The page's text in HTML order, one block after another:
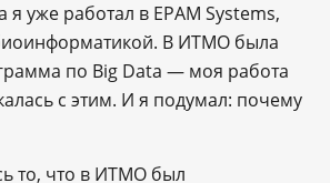
я уже работал в EPAM Systems,
В ИТМО была
по Big Data — моя работа
с этим. И я подумал: почему
то, что в ИТМО был